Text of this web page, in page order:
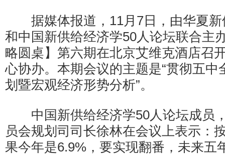
据媒体报道，11月7日，由华夏新
和中国新供给经济学50人论坛联合主
略圆桌】第六期在北京艾维克酒店召
心协办。本期会议的主题是“贯彻五中
划暨宏观经济形势分析”。
中国新供给经济学50人论坛成员
员会规划司司长徐林在会议上表示：
果今年是6.9%，要实现翻番，未来五